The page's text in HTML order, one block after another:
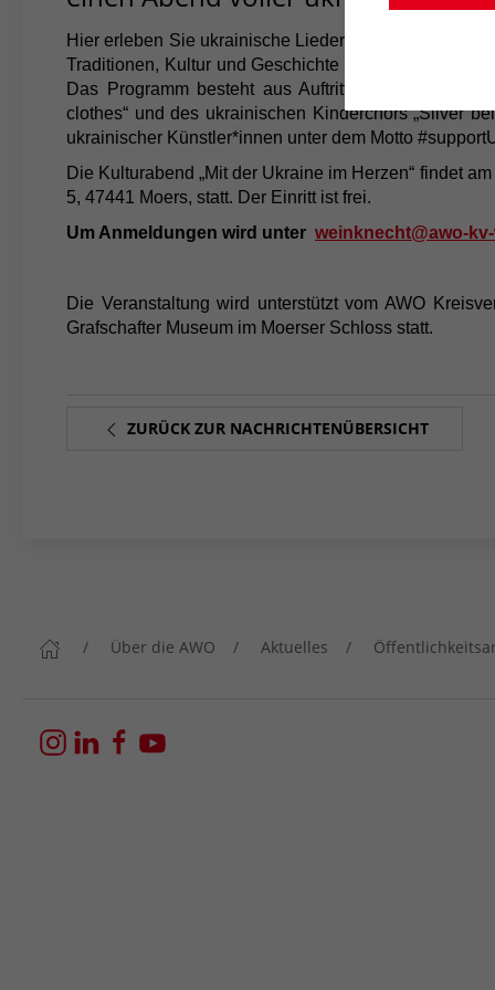
Hier erleben Sie ukrainische Lieder und ergreifende
Traditionen, Kultur und Geschichte erfahren. Die
Das Programm besteht aus Auftritten des
clothes“ und des ukrainischen Kinderchors „Silver
ukrainischer Künstler*innen unter dem Motto
Die Kulturabend „Mit der Ukraine im Herzen“ findet
5, 47441 Moers, statt. Der Einritt ist frei.
Um Anmeldungen wird unter weinknecht@awo-
Die Veranstaltung wird unterstützt vom AWO
Grafschafter Museum im Moerser Schloss statt.
ZURÜCK ZUR NACHRICHTENÜBERSICHT
Über die AWO Aktuelles